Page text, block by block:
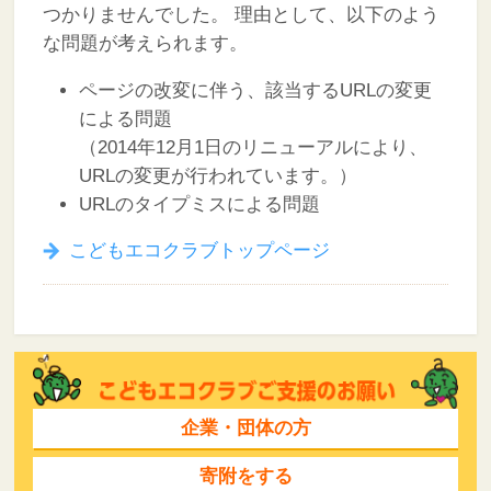
つかりませんでした。
理由として、以下のよう
な問題が考えられます。
ページの改変に伴う、該当するURLの変更
による問題
（2014年12月1日のリニューアルにより、
URLの変更が行われています。）
URLのタイプミスによる問題
こどもエコクラブトップページ
企業・団体の方
寄附をする